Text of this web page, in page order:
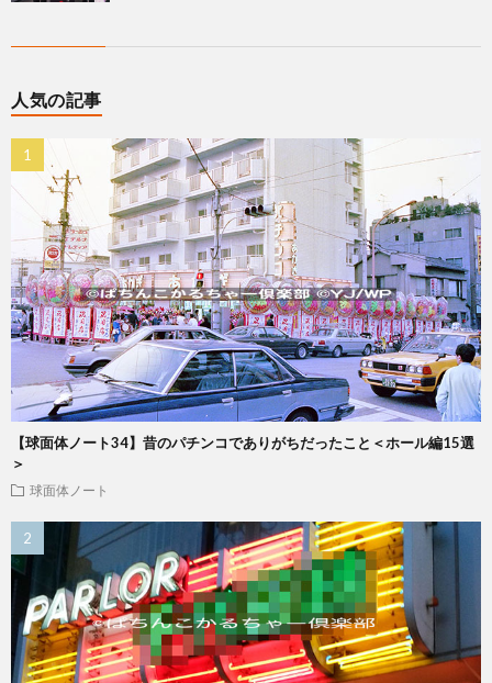
人気の記事
【球面体ノート34】昔のパチンコでありがちだったこと＜ホール編15選
＞
球面体ノート